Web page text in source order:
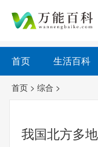
首页 生活百科
首页 > 综合 >
我国北方多